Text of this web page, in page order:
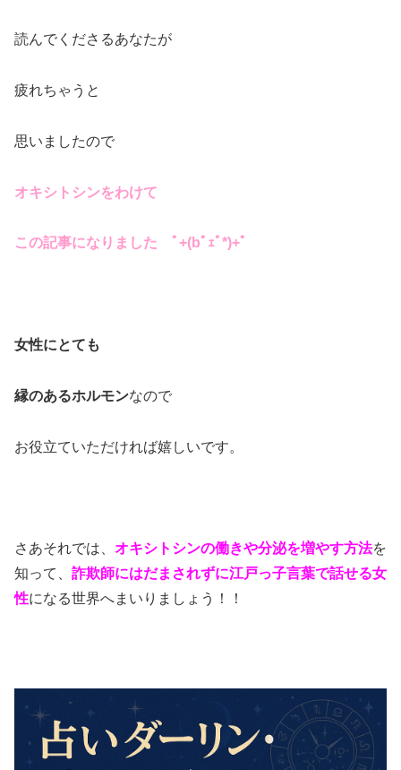
読んでくださるあなたが
疲れちゃうと
思いましたので
オキシトシンをわけて
この記事になりました ﾟ+(bﾟｪﾟ*)+ﾟ
女性にとても
縁のあるホルモンなので
お役立ていただければ嬉しいです。
さあそれでは、 オキシトシンの働きや分泌を増やす方法を
知って、 詐欺師にはだまされずに江戸っ子言葉で話せる女
性になる世界へまいりましょう！！